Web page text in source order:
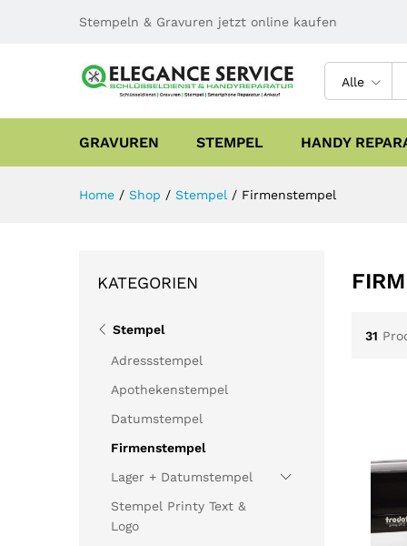
Stempeln & Gravuren jetzt online kaufen
Alle
GRAVUREN STEMPEL HANDY
Home / Shop / Stempel / Firmenstempel
31
KATEGORIEN
Stempel
Adressstempel
Apothekenstempel
Datumstempel
Firmenstempel
Lager + Datumstempel
Stempel Printy Text &
Logo